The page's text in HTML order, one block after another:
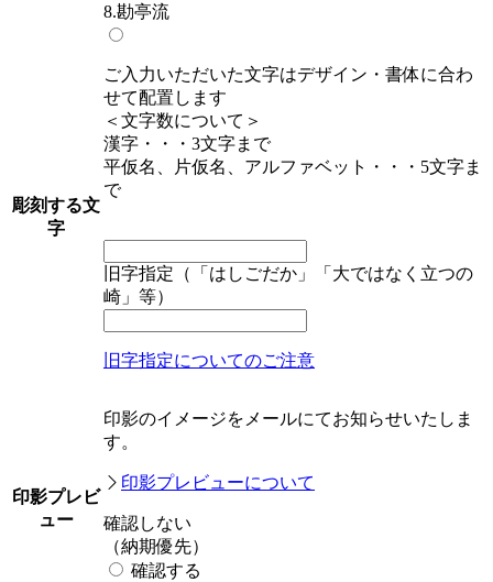
8.勘亭流
彫刻する文
字
ご入力いただいた文字はデザイン・書体に合わ
せて配置します
＜文字数について＞
漢字・・・3文字まで
平仮名、片仮名、アルファベット・・・5文字ま
で
旧字指定（「はしごだか」「大ではなく立つの
崎」等）
旧字指定についてのご注意
印影プレビ
ュー
印影のイメージをメールにてお知らせいたしま
す。
印影プレビューについて
確認しない
（納期優先）
確認する